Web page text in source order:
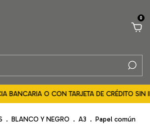
0
BANCARIA O CON TARJETA DE CRÉDITO
. BLANCO Y NEGRO . A3 . Papel común